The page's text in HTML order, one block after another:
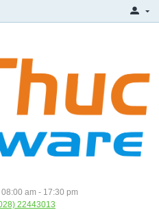
am - 17:30 pm
22443013